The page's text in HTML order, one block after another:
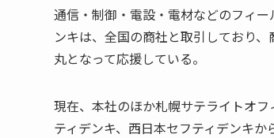
通信・制御・電設・電材などのフィ
ンキは、全国の商社と取引しており
丸となって応援している。
現在、本社のほか札幌サテライトオ
ティデンキ、西日本セフティデンキか